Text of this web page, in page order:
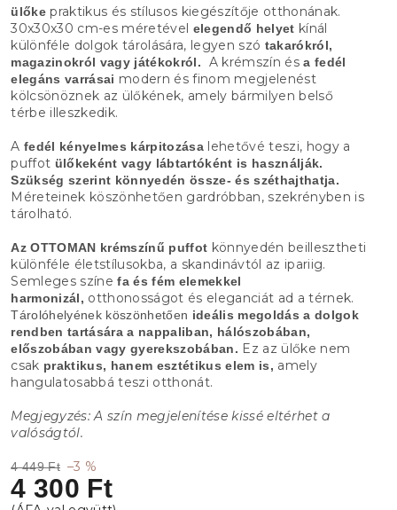
4 449 Ft –3 %
4 300 Ft
ülőkepraktikus és stílusos kiegészítője otthonának.
30x30x30 cm-es méretével elegendő helyet kínál
különféle dolgok tárolására, legyen szó takarókról,
magazinokról vagy játékokról.
A krémszín ésa fedél
elegáns varrásai modern és finom megjelenést
kölcsönöznek az ülőkének, amely bármilyen belső
térbe illeszkedik.
A fedél kényelmes kárpitozásalehetővé teszi, hogy a
puffot ülőkeként vagy lábtartóként is használják.
Szükség szerint könnyedén össze- és széthajthatja.
Méreteinek köszönhetően gardróbban, szekrényben is
tárolható.
Az OTTOMAN krémszínű puffot könnyedén beillesztheti
különféle életstílusokba, a skandinávtól az ipariig.
Semleges színefa és fém elemekkel
harmonizál, otthonosságot és eleganciát ad a térnek.
Tárolóhelyének köszönhetően ideális megoldás a dolgok
rendben tartására a nappaliban, hálószobában,
előszobában vagy gyerekszobában. Ez az ülőke nem
csak praktikus, hanem esztétikus elem is, amely
hangulatosabbá teszi otthonát.
Megjegyzés: A szín megjelenítése kissé eltérhet a
valóságtól.